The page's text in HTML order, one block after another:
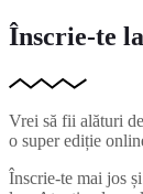
Înscrie-te
Vrei să fii alături
o super ediție
Înscrie-te mai jos